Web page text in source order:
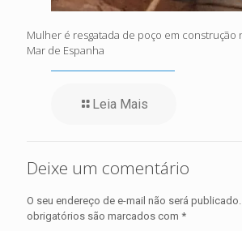
Mulher é resgatada de poço em construção
Mar de Espanha
Leia Mais
Deixe um comentário
O seu endereço de e-mail não será publicado.
obrigatórios são marcados com *